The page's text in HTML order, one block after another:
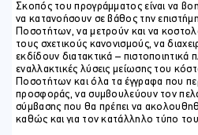
Σκοπός του προγράμματος είναι να
να κατανοήσουν σε βάθος την
Ποσοτήτων, να μετρούν και να
τους σχετικούς κανονισμούς, να
εκδίδουν διατακτικά –
εναλλακτικές λύσεις μείωσης του
Ποσοτήτων και όλα τα έγγραφα που
προσφοράς, να συμβουλεύουν τον
σύμβασης που θα πρέπει να
καθώς και για τον κατάλληλο τύπο